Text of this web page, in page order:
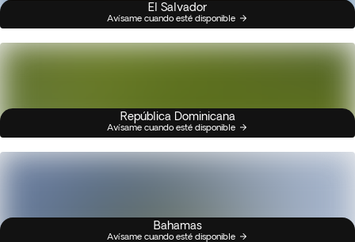
El Salvador
Avísame cuando esté disponible
República Dominicana
Avísame cuando esté disponible
Bahamas
Avísame cuando esté disponible